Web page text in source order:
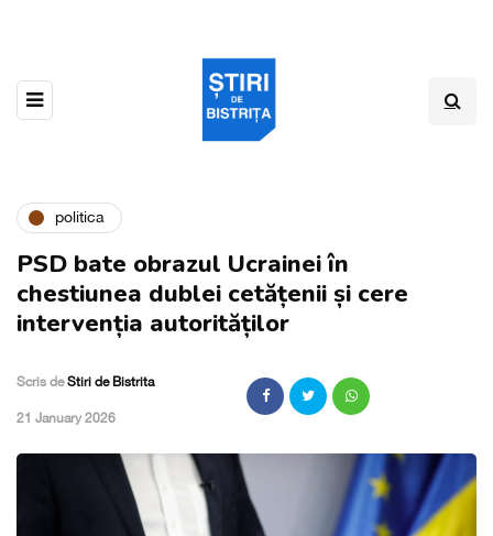
politica
PSD bate obrazul Ucrainei în
chestiunea dublei cetățenii și cere
intervenția autorităților
Scris deStiri de Bistrita
,21 January 2026